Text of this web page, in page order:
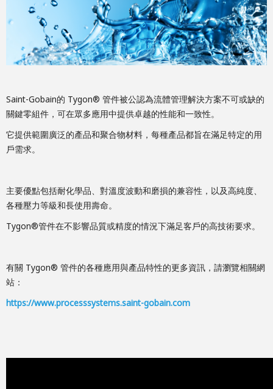
Saint-Gobain的 Tygon® 管件被公認為流體管理解決方案不可或缺的
關鍵零組件，可在眾多應用中提供卓越的性能和一致性。
它提供範圍廣泛的產品和聚合物材料，每種產品都旨在滿足特定的用
戶需求。
主要優點包括耐化學品、對溫度波動和磨損的兼容性，以及高純度、
各種壓力等級和長使用壽命。
Tygon®管件在不影響品質或精度的情況下滿足客戶的高技術要求。
有關 Tygon® 管件的各種應用與產品特性的更多資訊，請瀏覽相關網
站：
https://www.processsystems.saint-gobain.com